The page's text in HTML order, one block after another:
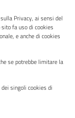
Privacy, ai sensi del
fa uso di cookies
e anche di cookies
se potrebbe limitare la
singoli cookies di